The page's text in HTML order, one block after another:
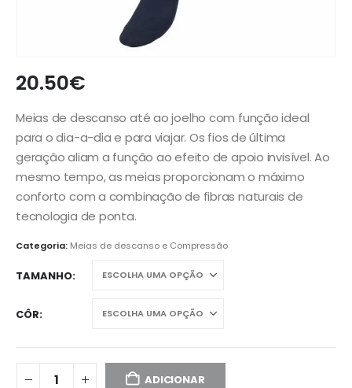
20.50€
Meias de descanso até ao joelho com função ideal
para o dia-a-dia e para viajar. Os fios de última
geração aliam a função ao efeito de apoio invisível. Ao
mesmo tempo, as meias proporcionam o máximo
conforto com a combinação de fibras naturais de
tecnologia de ponta.
Categoria: Meias de descanso e Compressão
TAMANHO
CÔR
ADICIONAR